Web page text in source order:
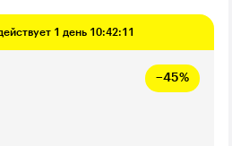
1 день 10:42:10
−45%